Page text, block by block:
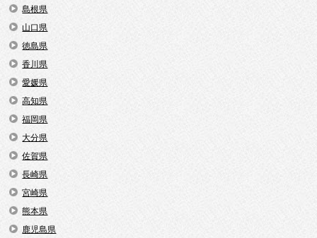
島根県
山口県
徳島県
香川県
愛媛県
高知県
福岡県
大分県
佐賀県
長崎県
宮崎県
熊本県
鹿児島県